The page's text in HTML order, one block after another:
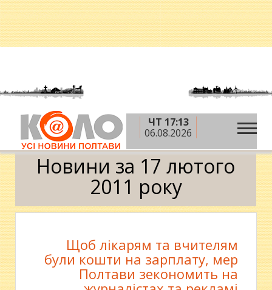
ЧТ 17:13
06.08.2026
Головна » 2011 рік » лютий »17 лютого
Календар
Новини за 17 лютого
2011 року
Щоб лікарям та вчителям
були кошти на зарплату, мер
Полтави зекономить на